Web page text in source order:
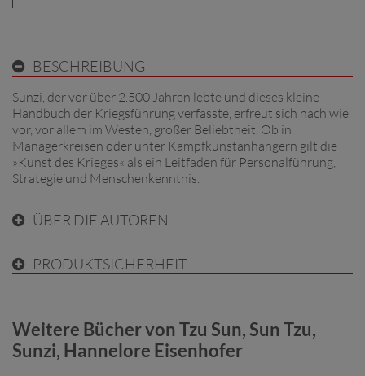
BESCHREIBUNG
Sunzi, der vor über 2.500 Jahren lebte und dieses kleine
Handbuch der Kriegsführung verfasste, erfreut sich nach wie
vor, vor allem im Westen, großer Beliebtheit. Ob in
Managerkreisen oder unter Kampfkunstanhängern gilt die
»Kunst des Krieges« als ein Leitfaden für Personalführung,
Strategie und Menschenkenntnis.
ÜBER DIE AUTOREN
PRODUKTSICHERHEIT
Weitere Bücher von Tzu Sun, Sun Tzu,
Sunzi, Hannelore Eisenhofer